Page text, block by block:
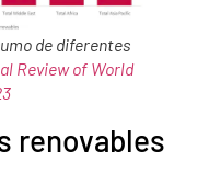
de diferentes
Review of World
renovables